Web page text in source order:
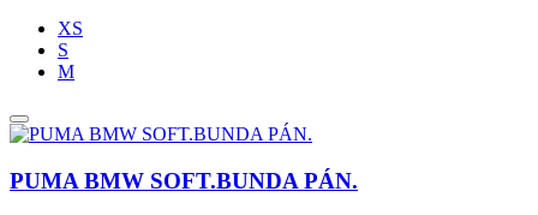
XS
S
M
PUMA BMW SOFT.BUNDA PÁN.